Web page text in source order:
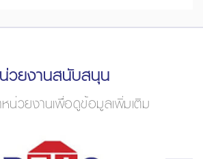
วยงานสนับสนุน
น่วยงานเพื่อดูข้อมูลเพิ่มเติม